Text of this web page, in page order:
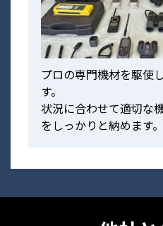
プロの専門機材を駆使
す。
状況に合わせて適切な
をしっかりと納めます。